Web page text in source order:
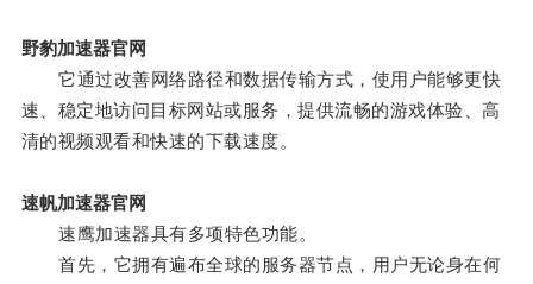
野豹加速器官网
它通过改善网络路径和数据传输方式，使用户能够更快
速、稳定地访问目标网站或服务，提供流畅的游戏体验、高
清的视频观看和快速的下载速度。
速帆加速器官网
速鹰加速器具有多项特色功能。
首先，它拥有遍布全球的服务器节点，用户无论身在何